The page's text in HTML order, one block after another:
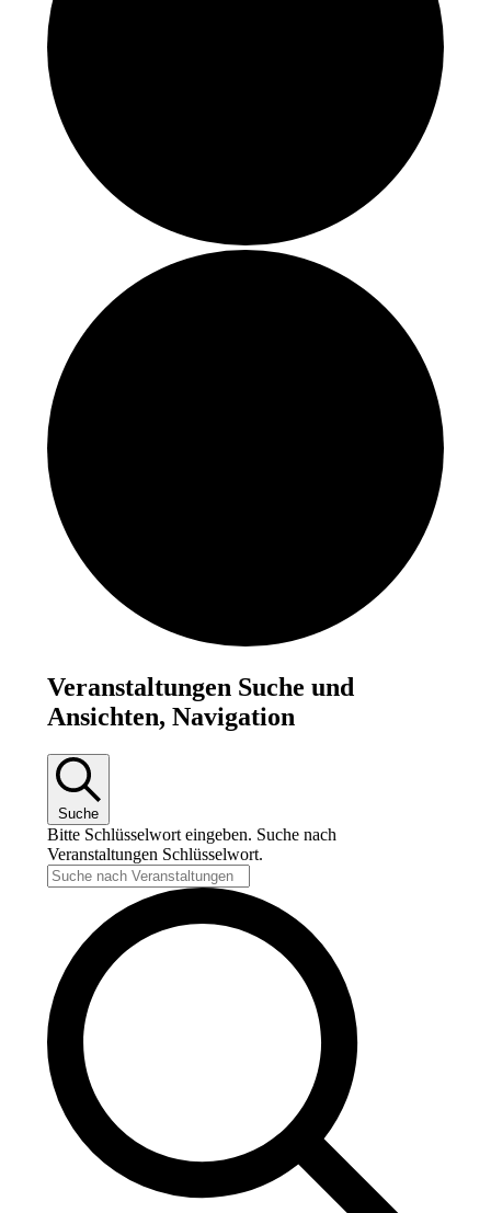
Veranstaltungen
für
31.
Juli
2025
Veranstaltungen Suche und
Ansichten, Navigation
Suche
Bitte Schlüsselwort eingeben. Suche nach
Veranstaltungen Schlüsselwort.